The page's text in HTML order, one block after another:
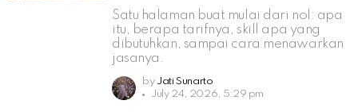
Satu halaman buat mulai dari nol: apa
itu, berapa tarifnya, skill apa yang
dibutuhkan, sampai cara menawarkan
jasanya.
by Jati Sunarto
July 24, 2026, 5:29 pm